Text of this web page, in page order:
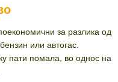
за разлика од
или автогас.
пати помала, во однос на